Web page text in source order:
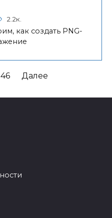
2.2к.
как создать PNG-
46 Далее